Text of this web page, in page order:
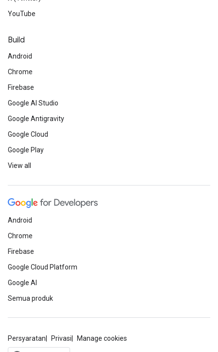
YouTube
Build
Android
Chrome
Firebase
Google AI Studio
Google Antigravity
Google Cloud
Google Play
View all
Android
Chrome
Firebase
Google Cloud Platform
Google AI
Semua produk
Persyaratan Privasi Manage cookies